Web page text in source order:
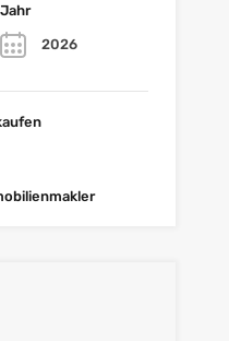
Jahr
2026